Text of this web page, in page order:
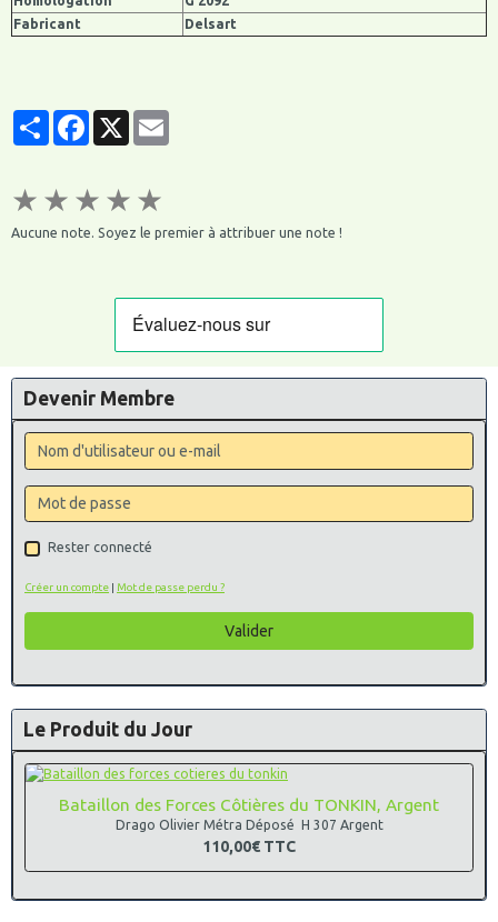
Fabricant
Delsart
PartagerFacebook
★ ★ ★ ★ ★
Aucune note. Soyez le premier à attribuer une note !
Devenir Membre
Rester connecté
Créer un compte | Mot de passe perdu ?
Valider
Le Produit du Jour
Bataillon des Forces Côtières du TONKIN, Argent
Drago Olivier Métra Déposé H 307 Argent
110,00€ TTC